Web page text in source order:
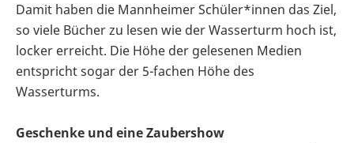
Damit haben die Mannheimer Schüler*innen das Ziel,
so viele Bücher zu lesen wie der Wasserturm hoch ist,
locker erreicht. Die Höhe der gelesenen Medien
entspricht sogar der 5-fachen Höhe des
Wasserturms.
Geschenke und eine Zaubershow